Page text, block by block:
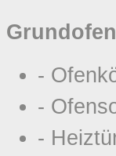
Grundofen
-
-
-